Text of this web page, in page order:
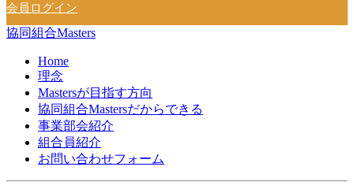
会員ログイン
協同組合Masters
Home
理念
Mastersが目指す方向
協同組合Mastersだからできる
事業部会紹介
組合員紹介
お問い合わせフォーム